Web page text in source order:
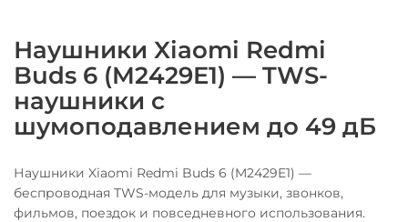
Наушники Xiaomi Redmi
Buds 6 (M2429E1) — TWS-
наушники с
шумоподавлением до 49 дБ
Наушники Xiaomi Redmi Buds 6 (M2429E1) —
беспроводная TWS-модель для музыки, звонков,
фильмов, поездок и повседневного использования.